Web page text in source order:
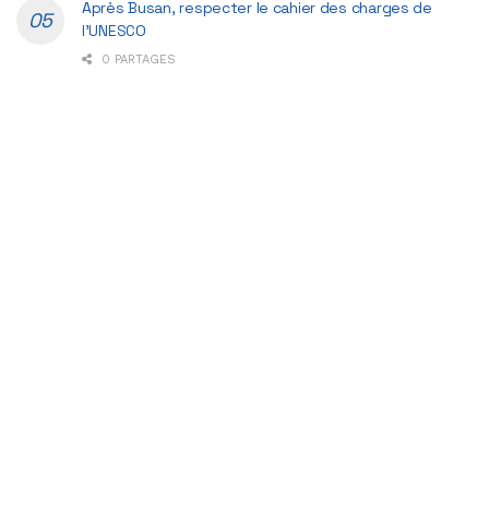
Après Busan, respecter le cahier des charges de
l’UNESCO
0 PARTAGES